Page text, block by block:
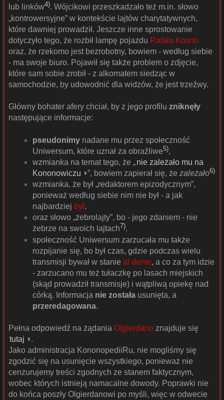
lub linków4). Wójcikowi przeszkadzało też m.in. słowo
„kontrowersyjne” w kontekście lajtów charytatywnych,
które dawniej prowadził. Jeszcze inne sprostowanie
dotyczyło tego, że rozbił lampę pojazdu Rafała Kosno
oraz, że rzekomo jest bezrobotny, bowiem - według siebie
- ma swoje biuro. Pojawił się także problem o zdjęcie,
które sam sobie zrobił - z alkomatem siedząc w
samochodzie, by udowodnić dla widzów, że jest trzeźwy.
Główny bohater afery chciał, by z jego profilu zniknęły
następujące informacje:
pseudonimy nadane mu przez społeczność
Uniwersum, które uznał za obraźliwe5),
wzmianka na temat tego, że „nie zależało mu na
Kononowiczu
”, bowiem zapierał się, że zależało6)
wzmianka, że był „redaktorem epizodycznym”,
ponieważ według siebie nim nie był - a jak
najbardziej był.
oraz słowo „żebrolajty”, bo - jego zdaniem - nie
żebrze na swoich lajtach7).
społeczność Uniwersum zarzucała mu także
rozpijanie się, bo był czas, gdzie podczas wielu
transmisji bywał w stanie al dente, a co za tym idzie
- zarzucano mu też tułaczkę po lasach miejskich
(skąd prowadził transmisje) i wątpliwą opiekę nad
córką. Informacja nie została usunięta, a
przeredagowana.
Pełna odpowiedź na żądania Olgierdano znajduje się
tutaj
.
Jako administracja KononopediiRu, nie mogliśmy się
zgodzić się na usunięcie wszystkiego, ponieważ nie
cenzurujemy treści zgodnych ze stanem faktycznym,
wobec których istnieją namacalne dowody. Poprawki nie
do końca poszły Olgierdanowi po myśli, więc w odwecie